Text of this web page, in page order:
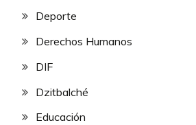
Deporte
Derechos Humanos
DIF
Dzitbalché
Educación